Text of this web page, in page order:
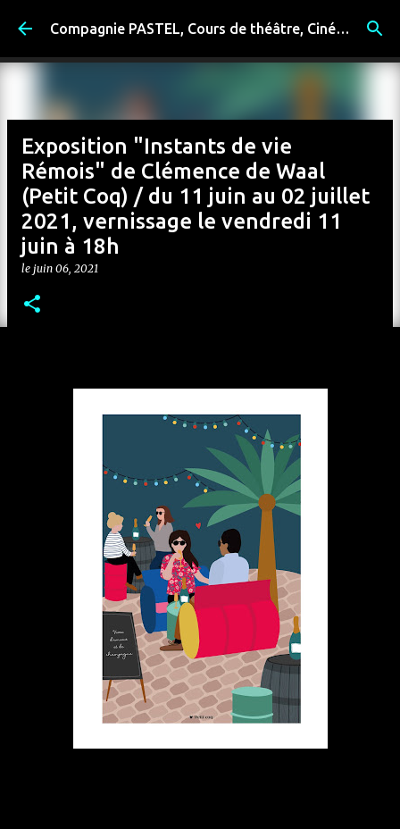
Accéder au contenu principal Compagnie PASTEL, Cours de théâtre, Cinéma, Exposition, Ateliers artistiques, Spectacle à Reims
Exposition "Instants de vie
Rémois" de Clémence de Waal
(Petit Coq) / du 11 juin au 02 juillet
2021, vernissage le vendredi 11
juin à 18h
le juin 06, 2021